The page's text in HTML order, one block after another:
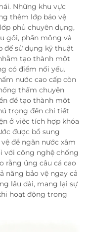
Những khu vực
thêm lớp bảo vệ
phủ chuyên dụng,
gối, phần mông và
đế sử dụng kỹ thuật
tạo thành một
có điểm nối yếu.
nước cao cấp còn
thấm chuyên
để tạo thành một
trọng đến chi tiết
ở việc tích hợp khóa
được bổ sung
để ngăn nước xâm
với công nghệ chống
rằng ủng câu cá cao
năng bảo vệ ngay cả
lâu dài, mang lại sự
hoạt động trong